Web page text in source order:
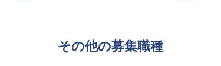
その他の募集職種